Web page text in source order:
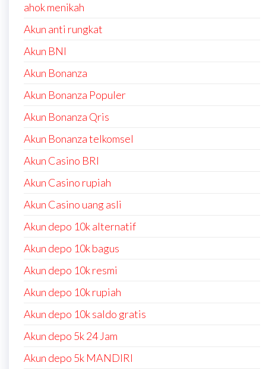
ahok menikah
Akun anti rungkat
Akun BNI
Akun Bonanza
Akun Bonanza Populer
Akun Bonanza Qris
Akun Bonanza telkomsel
Akun Casino BRI
Akun Casino rupiah
Akun Casino uang asli
Akun depo 10k alternatif
Akun depo 10k bagus
Akun depo 10k resmi
Akun depo 10k rupiah
Akun depo 10k saldo gratis
Akun depo 5k 24 Jam
Akun depo 5k MANDIRI